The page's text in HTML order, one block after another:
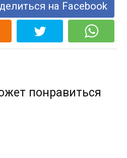
на Facebook
понравиться